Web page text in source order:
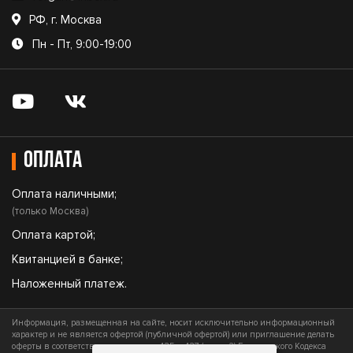
РФ, г. Москва
Пн - Пт, 9:00-19:00
Оплата
Оплата наличными;
(только Москва)
Оплата картой;
Квитанцией в банке;
Наложенный платеж.
Информация, размещенная на сайте, носит исключительно информационный
характер и не является офертой (публичной офертой) или приглашение делать
оферты в соответствии со статьями 435 и 437 (часть 2) Гражданского Кодекса